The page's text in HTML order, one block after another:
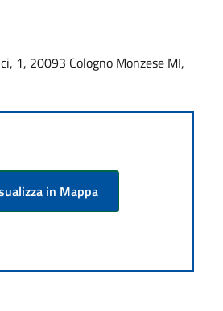
1, 20093 Cologno Monzese MI,
in Mappa